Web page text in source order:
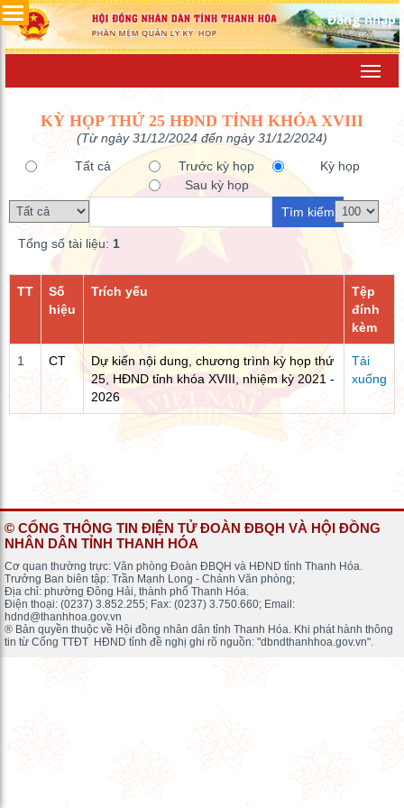
Đăng nhập
KỲ HỌP THỨ 25 HĐND TỈNH KHÓA XVIII
(Từ ngày 31/12/2024 đến ngày 31/12/2024)
Tất cả
Trước kỳ họp
Kỳ họp
Sau kỳ họp
Tổng số tài liệu: 1
TT
Số
hiệu
Trích yếu
Tệp
đính
kèm
1 CT
Dự kiến nội dung, chương trình kỳ họp thứ
25, HĐND tỉnh khóa XVIII, nhiệm kỳ 2021 -
2026
Tải
xuống
© CỔNG THÔNG TIN ĐIỆN TỬ ĐOÀN ĐBQH VÀ HỘI ĐỒNG
NHÂN DÂN TỈNH THANH HÓA
Cơ quan thường trực: Văn phòng Đoàn ĐBQH và HĐND tỉnh Thanh Hóa.
Trưởng Ban biên tập: Trần Mạnh Long - Chánh Văn phòng;
Địa chỉ: phường Đông Hải, thành phố Thanh Hóa.
Điện thoại: (0237) 3.852.255; Fax: (0237) 3.750.660; Email:
hdnd@thanhhoa.gov.vn
® Bản quyền thuộc về Hội đồng nhân dân tỉnh Thanh Hóa. Khi phát hành thông
tin từ Cổng TTĐT HĐND tỉnh đề nghị ghi rõ nguồn: "dbndthanhhoa.gov.vn".